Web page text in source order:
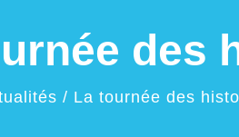
des
/ La tournée des